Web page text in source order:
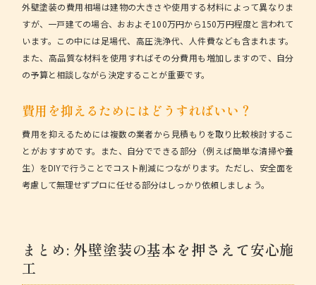
外壁塗装の費用相場は建物の大きさや使用する材料によって異なりま
すが、一戸建ての場合、おおよそ100万円から150万円程度と言われて
います。この中には足場代、高圧洗浄代、人件費なども含まれます。
また、高品質な材料を使用すればその分費用も増加しますので、自分
の予算と相談しながら決定することが重要です。
費用を抑えるためにはどうすればいい？
費用を抑えるためには複数の業者から見積もりを取り比較検討するこ
とがおすすめです。また、自分でできる部分（例えば簡単な清掃や養
生）をDIYで行うことでコスト削減につながります。ただし、安全面を
考慮して無理せずプロに任せる部分はしっかり依頼しましょう。
まとめ: 外壁塗装の基本を押さえて安心施
工